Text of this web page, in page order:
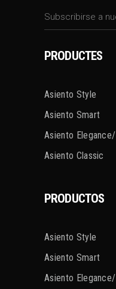
PRODUCTES
Asiento Style
Asiento Smart
Asiento
Asiento Classic
PRODUCTOS
Asiento Style
Asiento Smart
Asiento